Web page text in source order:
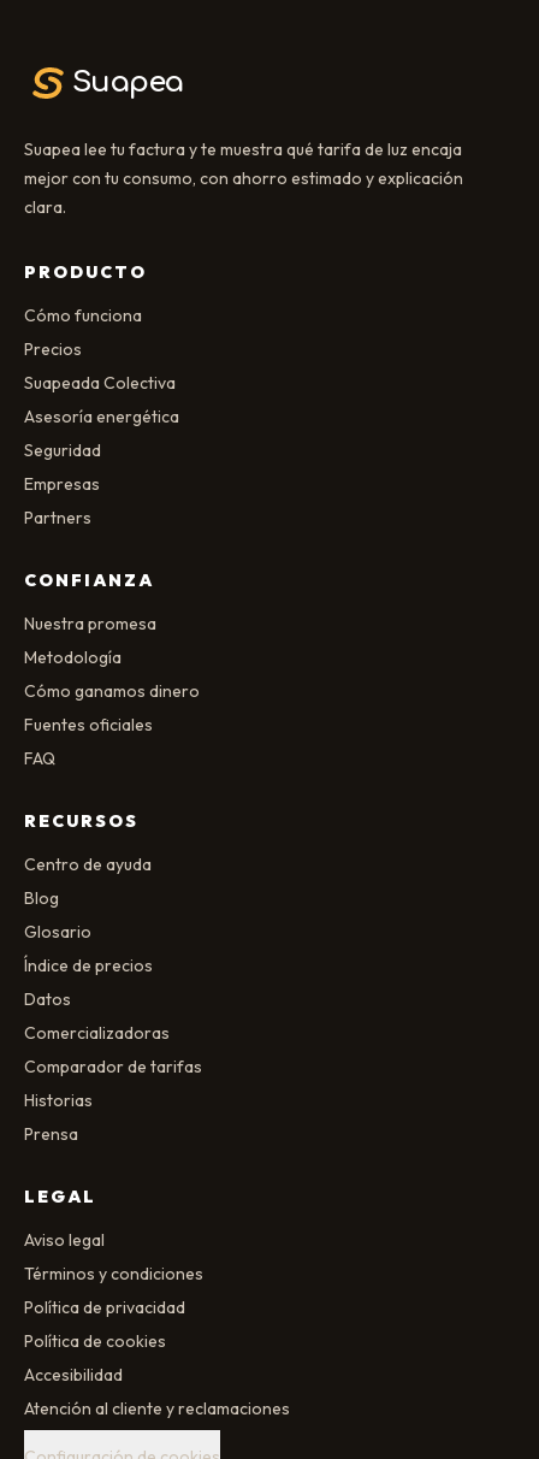
Suapea
Suapea lee tu factura y te muestra qué tarifa de luz encaja
mejor con tu consumo, con ahorro estimado y explicación
clara.
PRODUCTO
Cómo funciona
Precios
Suapeada Colectiva
Asesoría energética
Seguridad
Empresas
Partners
CONFIANZA
Nuestra promesa
Metodología
Cómo ganamos dinero
Fuentes oficiales
FAQ
RECURSOS
Centro de ayuda
Blog
Glosario
Índice de precios
Datos
Comercializadoras
Comparador de tarifas
Historias
Prensa
LEGAL
Aviso legal
Términos y condiciones
Política de privacidad
Política de cookies
Accesibilidad
Atención al cliente y reclamaciones